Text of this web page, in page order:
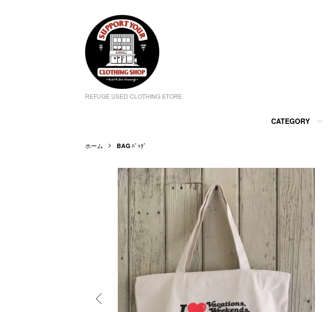
REFUGE USED CLOTHING STORE
CATEGORY
ホーム BAGﾊﾞｯｸﾞ